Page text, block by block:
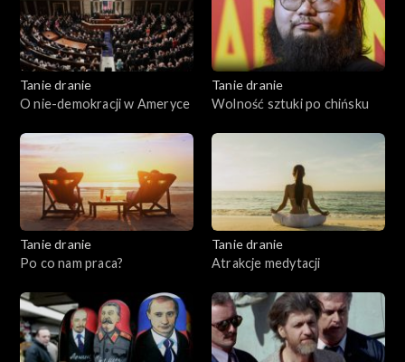
Tanie dranie
O nie-demokracji w Ameryce
Tanie dranie
Wolność sztuki po chińsku
Tanie dranie
Po co nam praca?
Tanie dranie
Atrakcje medytacji